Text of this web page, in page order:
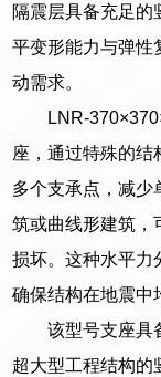
隔震层具备充足的
平变形能力与弹性
动需求。
LNR-
座，通过特殊的结
多个支承点，减少
筑或曲线形建筑，
损坏。这种水平力
确保结构在地震中
该型号支座具
超大型工程结构的